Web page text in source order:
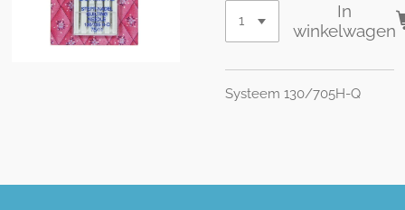
In
winkelwagen
Systeem 130/705H-Q